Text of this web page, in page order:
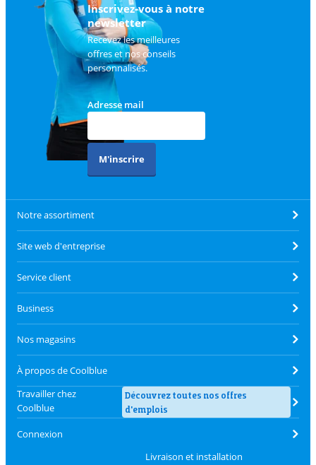
Inscrivez-vous à notre
newsletter
Recevez les meilleures
offres et nos conseils
personnalisés.
Adresse mail
M'inscrire
Notre assortiment
Site web d'entreprise
Service client
Business
Nos magasins
À propos de Coolblue
Travailler chez
Coolblue
Découvrez toutes nos offres
d'emplois
Connexion
Livraison et installation